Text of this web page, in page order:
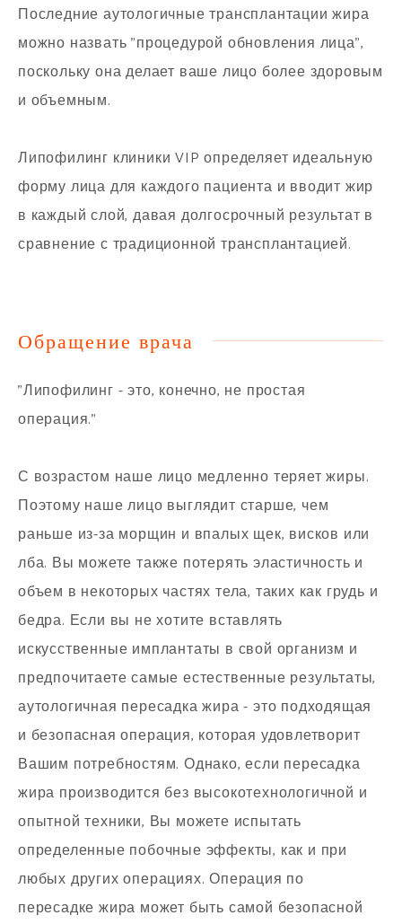
Последние аутологичные трансплантации жира
можно назвать "процедурой обновления лица",
поскольку она делает ваше лицо более здоровым
и объемным.
Липофилинг клиники VIP определяет идеальную
форму лица для каждого пациента и вводит жир
в каждый слой, давая долгосрочный результат в
сравнение с традиционной трансплантацией.
Обращение врача
"Липофилинг - это, конечно, не простая
операция."
С возрастом наше лицо медленно теряет жиры.
Поэтому наше лицо выглядит старше, чем
раньше из-за морщин и впалых щек, висков или
лба. Вы можете также потерять эластичность и
объем в некоторых частях тела, таких как грудь и
бедра. Если вы не хотите вставлять
искусственные имплантаты в свой организм и
предпочитаете самые естественные результаты,
аутологичная пересадка жира - это подходящая
и безопасная операция, которая удовлетворит
Вашим потребностям. Однако, если пересадка
жира производится без высокотехнологичной и
опытной техники, Вы можете испытать
определенные побочные эффекты, как и при
любых других операциях. Операция по
пересадке жира может быть самой безопасной